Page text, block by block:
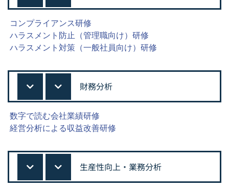
コンプライアンス研修
ハラスメント防止（管理職向け）研修
ハラスメント対策（一般社員向け）研修
財務分析
数字で読む会社業績研修
経営分析による収益改善研修
生産性向上・業務分析